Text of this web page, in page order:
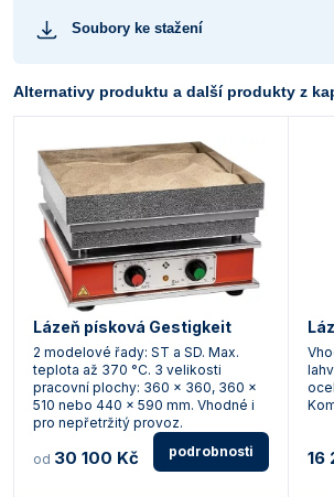
Soubory ke stažení
Alternativy produktu a další produkty z
Lázeň písková Gestigkeit
2 modelové řady: ST a SD. Max.
teplota až 370 °C. 3 velikosti
pracovní plochy: 360 x 360, 360 x
510 nebo 440 x 590 mm. Vhodné i
pro nepřetržitý provoz.
od 30 100 Kč podrobnosti 16